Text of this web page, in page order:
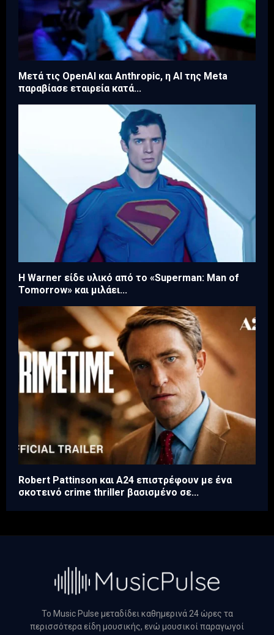
Μετά τις OpenAI και Anthropic, η AI της Meta
παραβίασε εταιρεία κατά...
Η Warner είδε υλικό από το «Superman: Man of
Tomorrow» και μιλάει...
Robert Pattinson και A24 επιστρέφουν με ένα
σκοτεινό crime thriller βασισμένο σε...
Το Music Pulse μεταδίδει καθημερινά 24 ώρες τα
περισσότερα είδη μουσικής, ενώ μουσικοί παραγωγοί